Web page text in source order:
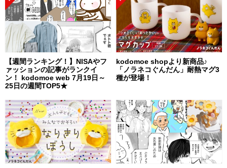
【週間ランキング！】NISAやフ
ァッションの記事がランクイ
ン！ kodomoe web 7月19日～
25日の週間TOP5★
kodomoe shopより新商品♪
「ノラネコぐんだん」耐熱マグ3
種が登場！